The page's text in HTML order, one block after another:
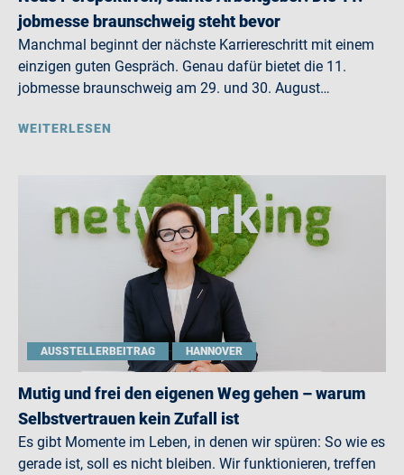
jobmesse braunschweig steht bevor
Manchmal beginnt der nächste Karriereschritt mit einem
einzigen guten Gespräch. Genau dafür bietet die 11.
jobmesse braunschweig am 29. und 30. August…
WEITERLESEN
AUSSTELLERBEITRAG HANNOVER
Mutig und frei den eigenen Weg gehen – warum
Selbstvertrauen kein Zufall ist
Es gibt Momente im Leben, in denen wir spüren: So wie es
gerade ist, soll es nicht bleiben. Wir funktionieren, treffen